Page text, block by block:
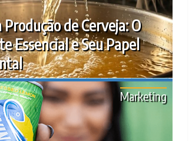
de Cerveja: O
Essencial e Seu Papel
Marketing